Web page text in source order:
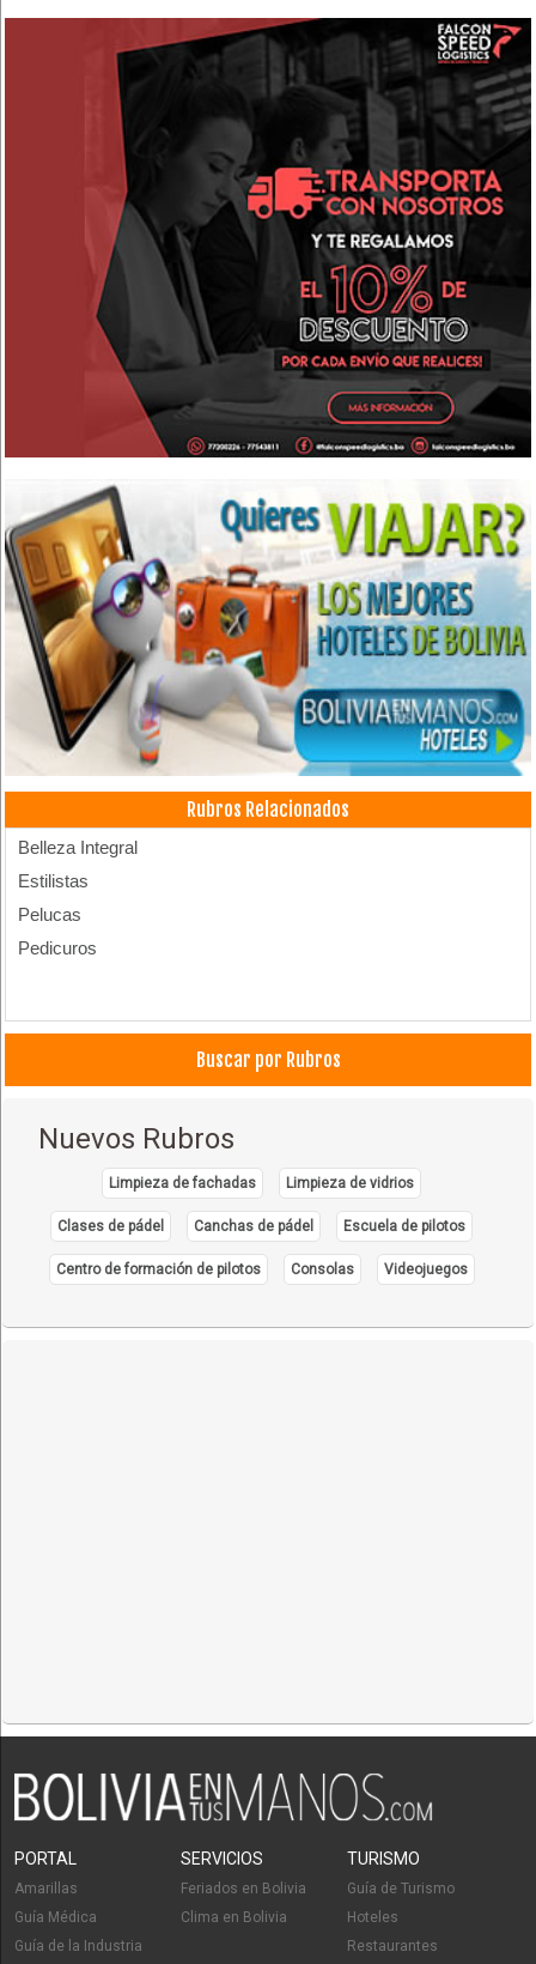
Rubros Relacionados
Belleza Integral
Estilistas
Pelucas
Pedicuros
Buscar por Rubros
Nuevos Rubros
Limpieza de fachadas Limpieza de vidrios
Clases de pádel Canchas de pádel Escuela de pilotos
Centro de formación de pilotos Consolas Videojuegos
PORTAL
Amarillas
Guía Médica
Guía de la Industria
SERVICIOS
Feriados en Bolivia
Clima en Bolivia
TURISMO
Guía de Turismo
Hoteles
Restaurantes